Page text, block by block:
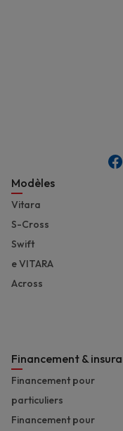
Modèles
Vitara
S-Cross
Swift
e VITARA
Across
Financement &
Financement pour
particuliers
Financement pour